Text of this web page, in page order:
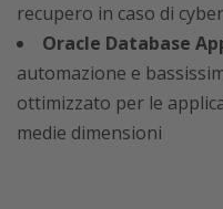
recupero in caso di
Oracle Database
automazione e
ottimizzato per le
medie dimensioni